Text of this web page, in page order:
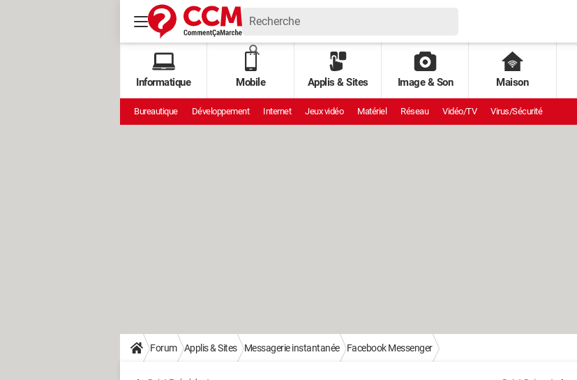
Informatique Mobile Applis & Sites Image & Son Maison
Bureautique Développement Internet Jeux vidéo Matériel Réseau Vidéo/TV Virus/Sécurité
Forum Applis & Sites Messagerie instantanée Facebook Messenger